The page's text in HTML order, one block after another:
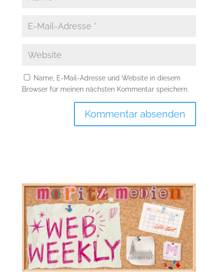
Name, E-Mail-Adresse und Website in diesem
Browser für meinen nächsten Kommentar speichern.